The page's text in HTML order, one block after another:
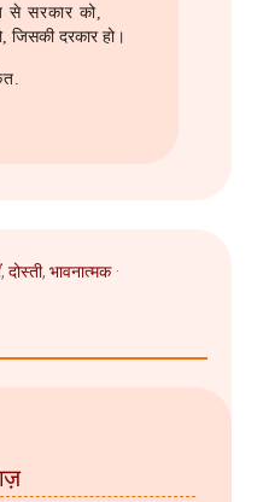
से सरकार को,
जिसकी दरकार हो।
, दोस्ती, भावनात्मक